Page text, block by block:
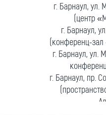
г. Барнаул, ул.
(центр
г. Барнаул,
(конференц-
г. Барнаул, ул.
г. Барнаул, пр.